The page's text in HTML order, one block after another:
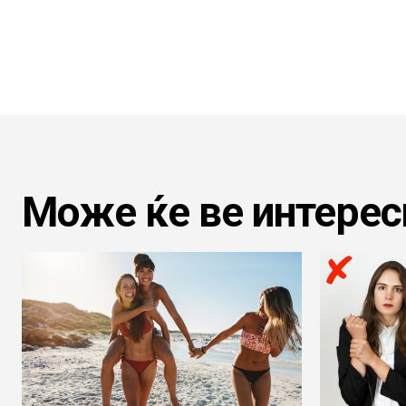
Може ќе ве